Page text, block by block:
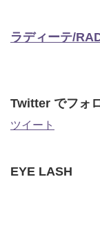
ラディーテ/
Twitter でフォ
ツイート
EYE LASH